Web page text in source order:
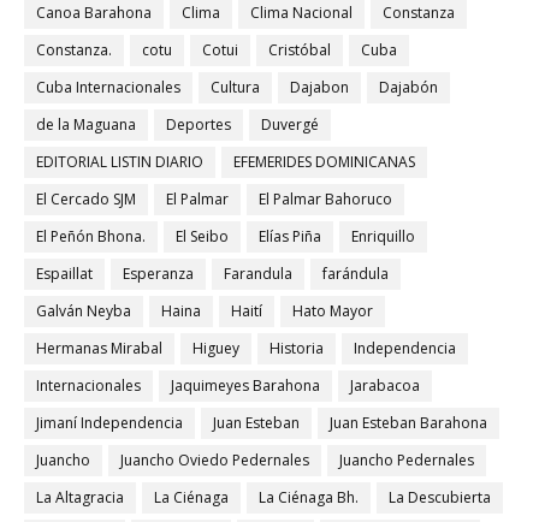
Canoa Barahona
Clima Clima Nacional
Constanza
Constanza.
cotu Cotui Cristóbal
Cuba
Cuba Internacionales
Cultura Dajabon
Dajabón
de la Maguana
Deportes
Duvergé
EDITORIAL LISTIN DIARIO
EFEMERIDES DOMINICANAS
El Cercado SJM
El Palmar
El Palmar Bahoruco
El Peñón Bhona.
El Seibo Elías Piña
Enriquillo
Espaillat
Esperanza Farandula
farándula
Galván Neyba
Haina Haití
Hato Mayor
Hermanas Mirabal
Higuey Historia
Independencia
Internacionales
Jaquimeyes Barahona
Jarabacoa
Jimaní Independencia
Juan Esteban
Juan Esteban Barahona
Juancho
Juancho Oviedo Pedernales
Juancho Pedernales
La Altagracia
La Ciénaga La Ciénaga Bh.
La Descubierta